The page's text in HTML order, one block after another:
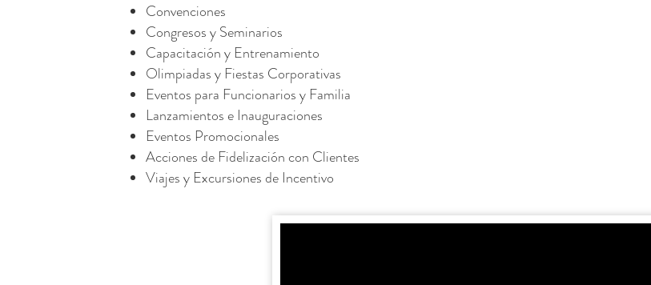
Convenciones
Congresos y Seminarios
Capacitación y Entrenamiento
Olimpiadas y Fiestas Corporativas
Eventos para Funcionarios y Familia
Lanzamientos e Inauguraciones
Eventos Promocionales
Acciones de Fidelización con Clientes
Viajes y Excursiones de Incentivo